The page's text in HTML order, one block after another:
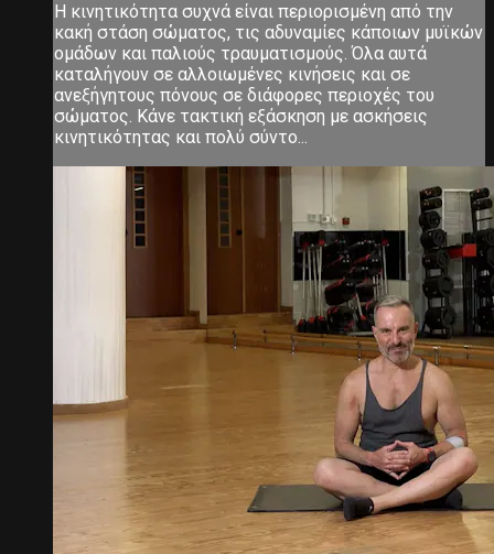
Η κινητικότητα συχνά είναι περιορισμένη από την
κακή στάση σώματος, τις αδυναμίες κάποιων μυϊκών
ομάδων και παλιούς τραυματισμούς. Όλα αυτά
καταλήγουν σε αλλοιωμένες κινήσεις και σε
ανεξήγητους πόνους σε διάφορες περιοχές του
σώματος. Κάνε τακτική εξάσκηση με ασκήσεις
κινητικότητας και πολύ σύντο...